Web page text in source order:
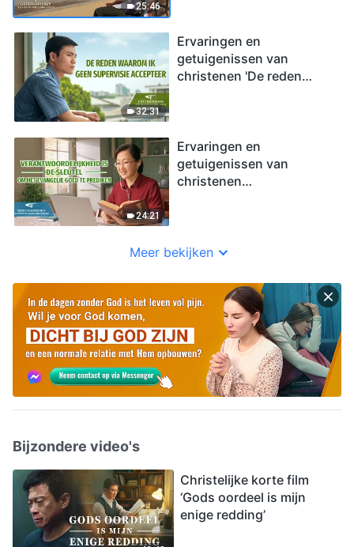
25:46
32:31
Ervaringen en
getuigenissen van
christenen 'De reden
24:21
Ervaringen en
getuigenissen van
christenen
prediken'
Meer bekijken
Bijzondere video's
Christelijke korte film
‘Gods oordeel is mijn
enige redding’